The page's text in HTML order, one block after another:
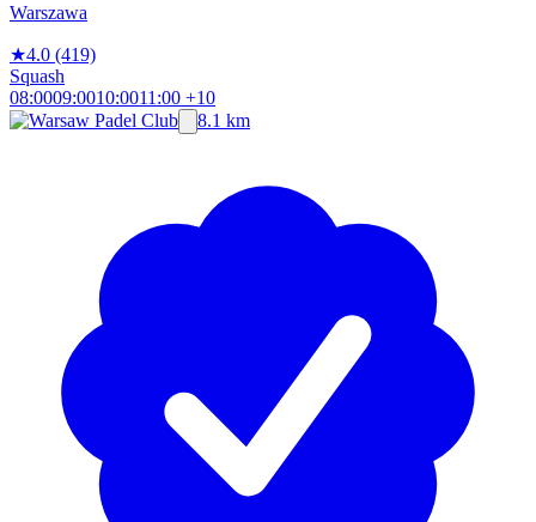
Warszawa
★4.0 (419)
Squash
08:0009:0010:0011:00 +10
8.1 km